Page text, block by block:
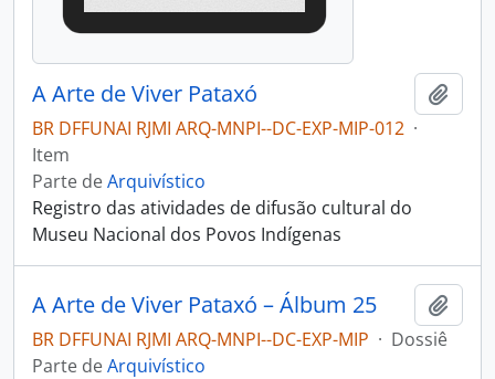
A Arte de Viver Pataxó
BR DFFUNAI RJMI ARQ-MNPI--DC-EXP-MIP-012 ·
Item
Parte deArquivístico
Registro das atividades de difusão cultural do
Museu Nacional dos Povos Indígenas
A Arte de Viver Pataxó – Álbum 25
BR DFFUNAI RJMI ARQ-MNPI--DC-EXP-MIP · Dossiê
Parte deArquivístico